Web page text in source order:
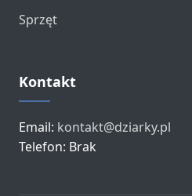
Sprzęt
Kontakt
Email: kontakt@dziarky.pl
Telefon: Brak